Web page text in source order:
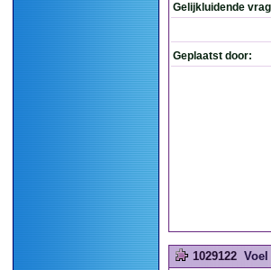
Gelijkluidende
Geplaatst door:
1029122